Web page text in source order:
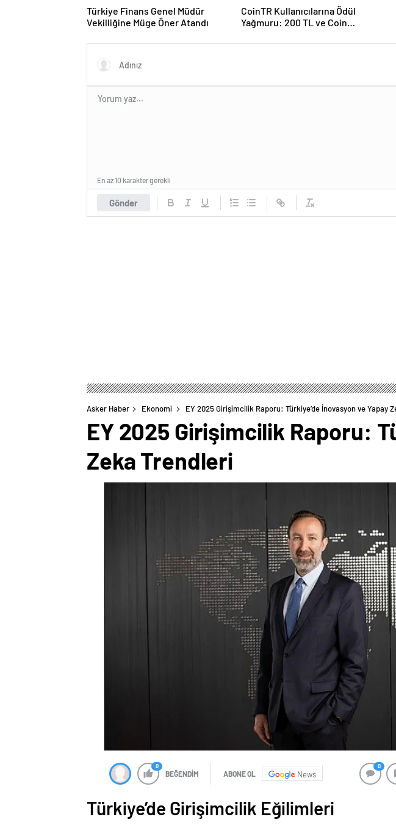
Türkiye Finans Genel Müdür
Vekilliğine Müge Öner Atandı
CoinTR Kullanıcılarına Ödül
Yağmuru: 200 TL ve Coin
Gönder
En az 10 karakter gerekli
Asker Haber Ekonomi EY 2025 Girişimcilik Raporu: Türkiye’de İnovasyon ve Yapay
EY 2025 Girişimcilik Raporu:
Zeka Trendleri
0
BEĞENDİM ABONE OL News
0
Türkiye’de Girişimcilik Eğilimleri